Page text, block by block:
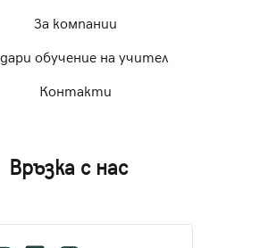
За компании
обучение на учител
Контакти
Връзка с нас